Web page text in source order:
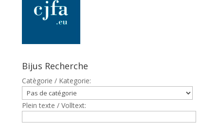
Bijus Recherche
Catègorie / Kategorie:
Plein texte / Volltext: